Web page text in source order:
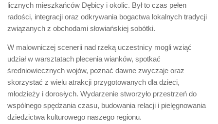
licznych mieszkańców Dębicy i okolic. Był to czas pełen
radości, integracji oraz odkrywania bogactwa lokalnych tradycji
związanych z obchodami słowiańskiej sobótki.
W malowniczej scenerii nad rzeką uczestnicy mogli wziąć
udział w warsztatach plecenia wianków, spotkać
średniowiecznych wojów, poznać dawne zwyczaje oraz
skorzystać z wielu atrakcji przygotowanych dla dzieci,
młodzieży i dorosłych. Wydarzenie stworzyło przestrzeń do
wspólnego spędzania czasu, budowania relacji i pielęgnowania
dziedzictwa kulturowego naszego regionu.